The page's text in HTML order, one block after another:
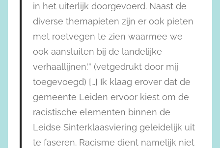
in het uiterlijk doorgevoerd. Naast de
diverse themapieten zijn er ook pieten
met roetvegen te zien waarmee we
ook aansluiten bij de landelijke
verhaallijnen.’” (vetgedrukt door mij
toegevoegd) […] Ik klaag erover dat de
gemeente Leiden ervoor kiest om de
racistische elementen binnen de
Leidse Sinterklaasviering geleidelijk uit
te faseren. Racisme dient namelijk niet